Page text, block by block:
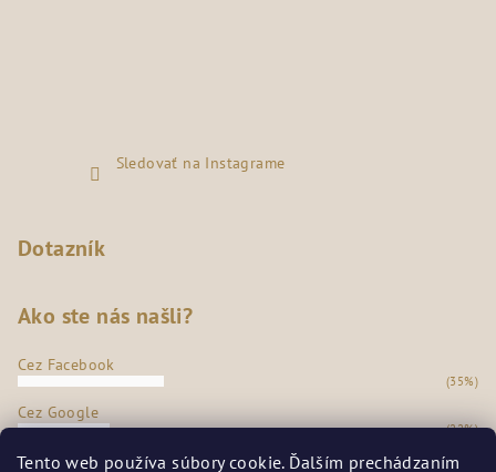
Tento web používa súbory cookie. Ďalším prechádzaním
Sledovať na Instagrame
Dotazník
Ako ste nás našli?
Cez Facebook
(35%)
Cez Google
(22%)
Z našej predajne